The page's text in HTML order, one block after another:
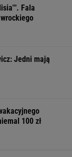
Fala
Jedni mają
100 zł